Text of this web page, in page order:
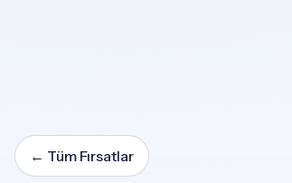
← Tüm Fırsatlar